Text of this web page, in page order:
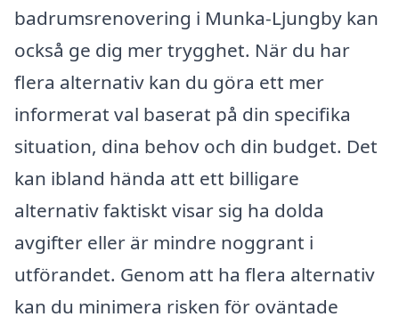
badrumsrenovering i Munka-Ljungby kan
också ge dig mer trygghet. När du har
flera alternativ kan du göra ett mer
informerat val baserat på din specifika
situation, dina behov och din budget. Det
kan ibland hända att ett billigare
alternativ faktiskt visar sig ha dolda
avgifter eller är mindre noggrant i
utförandet. Genom att ha flera alternativ
kan du minimera risken för oväntade